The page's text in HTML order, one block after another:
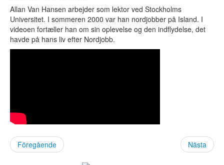
Varför Nordjobb?
Arbetsgivare berättar
Allmänna villkor
Frågor och svar
Frågor och svar
Vision
Historia
Nordjobbambassadörer
Allan Van Hansen arbejder som lektor ved Stockholms
Universitet. I sommeren 2000 var han nordjobber på Island. I
videoen fortæller han om sin oplevelse og den indflydelse, det
havde på hans liv efter Nordjobb.
Föregående Nästa